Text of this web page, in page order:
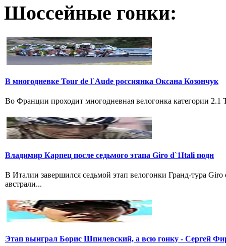
Шоссейные гонки:
В многодневке Tour de l`Aude россиянка Оксана Козончук
Во Франции проходит многодневная велогонка категории
Владимир Карпец после седьмого этапа Giro d`1Itali подн
В Италии завершился седьмой этап велогонки Гранд-тура
австрали...
Этап выиграл Борис Шпилевский, а всю гонку - Сергей